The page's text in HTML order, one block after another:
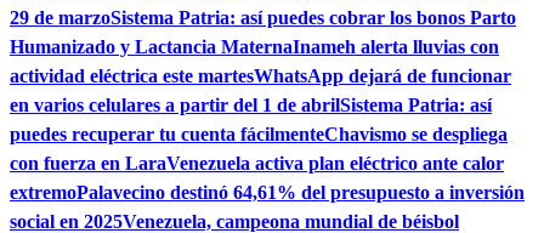
29 de marzoSistema Patria: así puedes cobrar los bonos Parto
Humanizado y Lactancia MaternaInameh alerta lluvias con
actividad eléctrica este martesWhatsApp dejará de funcionar
en varios celulares a partir del 1 de abrilSistema Patria: así
puedes recuperar tu cuenta fácilmenteChavismo se despliega
con fuerza en LaraVenezuela activa plan eléctrico ante calor
extremoPalavecino destinó 64,61% del presupuesto a inversión
social en 2025Venezuela, campeona mundial de béisbol